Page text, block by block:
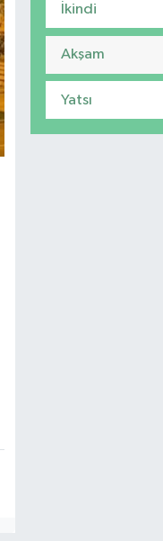
İkindi
Akşam
Yatsı